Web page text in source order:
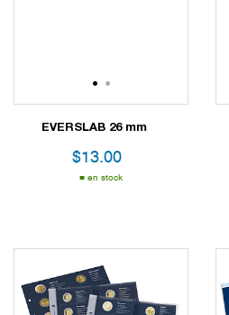
1 2
EVERSLAB 26 mm
$13.00
en stock